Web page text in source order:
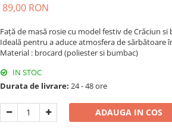
89,00 RON
Față de masă rosie cu model festiv de Crăciun
Ideală pentru a aduce atmosfera de sărbătoare
Material : brocard (poliester si bumbac)
IN STOC
Durata de livrare: 24 - 48 ore
ADAUGA IN COS